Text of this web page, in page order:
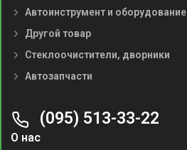
Автоинструмент и оборудование
Другой товар
Стеклоочистители, дворники
Автозапчасти
(095) 513-33-22
О нас